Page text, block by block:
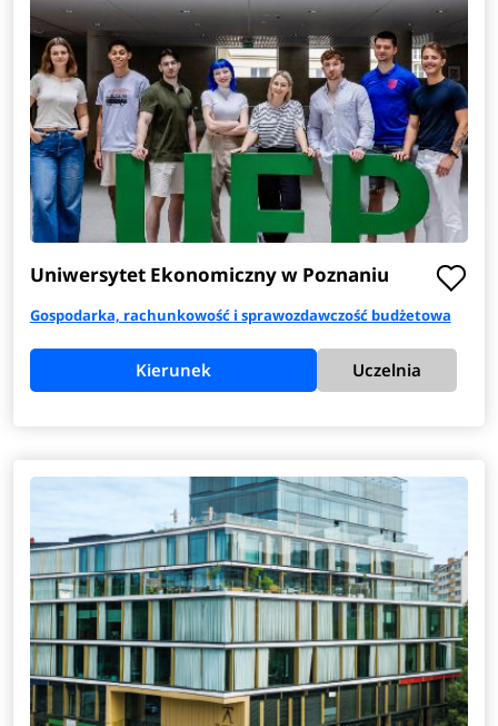
Uniwersytet Ekonomiczny w Poznaniu
Gospodarka, rachunkowość i sprawozdawczość budżetowa
Kierunek Uczelnia